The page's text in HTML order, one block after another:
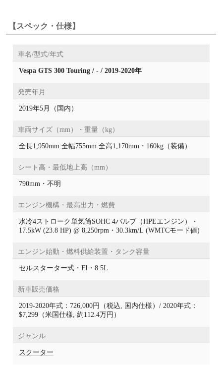
【スペック・仕様】
車名/型式/年式
Vespa GTS 300 Touring / - / 2019-2020年
発売年月
2019年5月（国内）
車両サイズ（mm）・重量（kg）
全長1,950mm 全幅755mm 全高1,170mm・160kg（装備）
シート高・最低地上高（mm）
790mm・不明
エンジン機構・最高出力・燃費
水冷4ストローク単気筒SOHC 4バルブ（HPEエンジン）・
17.5kW (23.8 HP) @ 8,250rpm・30.3km/L (WMTCモード値)
エンジン始動・燃料供給装置・タンク容量
セルスターター式・FI・8.5L
新車販売価格
2019-2020年式：726,000円（税込, 国内仕様）/ 2020年式：
$7,299（米国仕様, 約112.4万円）
ジャンル
スクーター